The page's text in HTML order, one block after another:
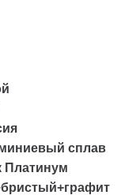
сплав
Платинум